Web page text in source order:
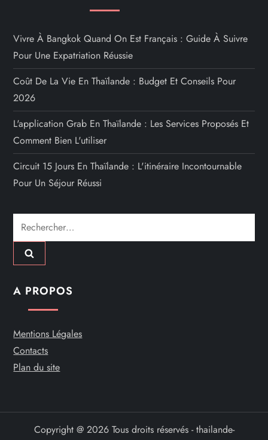
Vivre À Bangkok Quand On Est Français : Guide À Suivre
Pour Une Expatriation Réussie
Coût De La Vie En Thaïlande : Budget Et Conseils Pour
2026
L'application Grab En Thaïlande : Les Services Proposés Et
Comment Bien L'utiliser
Circuit 15 Jours En Thaïlande : L'itinéraire Incontournable
Pour Un Séjour Réussi
Rechercher :
A PROPOS
Mentions Légales
Contacts
Plan du site
Copyright @ 2026 Tous droits réservés - thailande-